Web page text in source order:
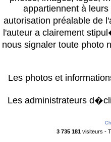
appartiennent à
autorisation préalable de
l'auteur a clairement
nous signaler toute photo
Les photos et
Les administrateurs
3 735 181visiteurs -